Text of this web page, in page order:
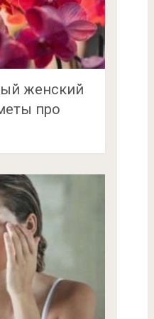
женский
про